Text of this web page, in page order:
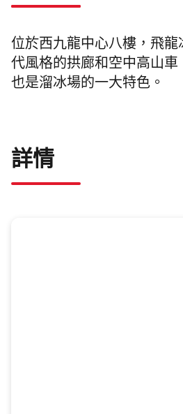
位於西九龍中心八樓，飛
代風格的拱廊和空中高山車
也是溜冰場的一大特色。
詳情